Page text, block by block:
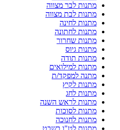
מתנות לבר מצווה
מתנות לבת מצווה
מתנות לחינה
מתנות לחתונה
מתנות שחרור
מתנות גיוס
מתנות תודה
מתנות למילואים
מתנה למפקד/ת
מתנות לקיץ
מתנות לחג
מתנות לראש השנה
מתנות לסוכות
מתנות לחנוכה
מתנות לט"ו בשבט